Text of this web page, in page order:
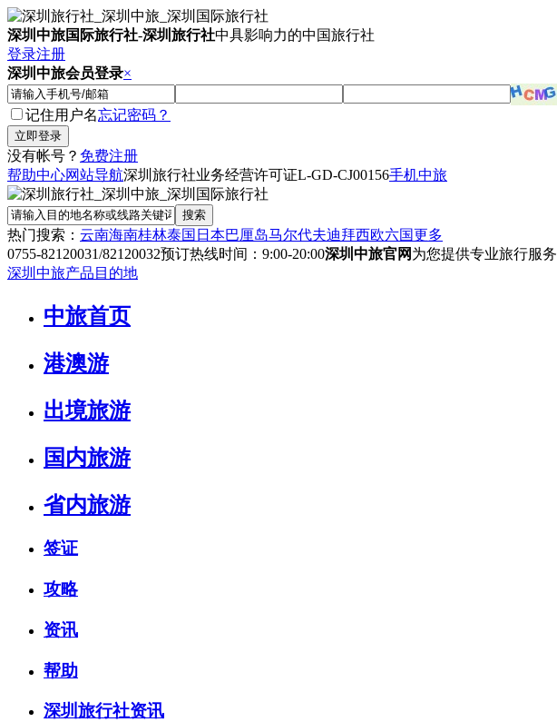
深圳中旅国际旅行社-深圳旅行社中具影响力的中国旅行社
登录注册
深圳中旅会员登录×
记住用户名忘记密码？
没有帐号？ 免费注册
帮助中心网站导航深圳旅行社业务经营许可证L-GD-CJ00156手机中旅
热门搜索： 云南海南桂林泰国 日本巴厘岛马尔代夫迪拜西欧六国更多
0755-82120031/82120032预订热线时间：9:00-20:00深圳中旅官网为您提供专业旅行服务
深圳中旅产品目的地
中旅首页
港澳游
出境旅游
国内旅游
省内旅游
签证
攻略
资讯
帮助
深圳旅行社资讯